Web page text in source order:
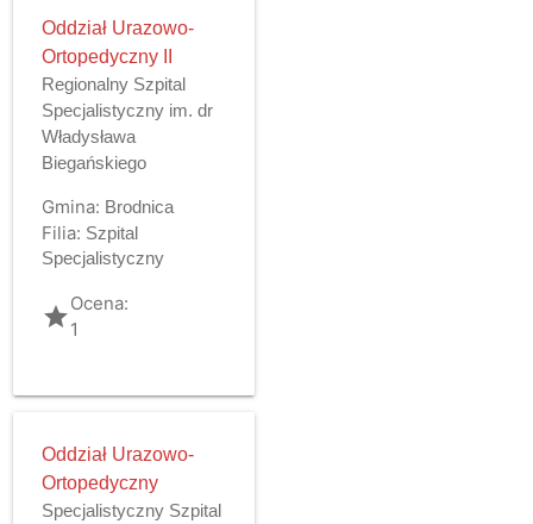
Oddział Urazowo-
Ortopedyczny II
Regionalny Szpital
Specjalistyczny im. dr
Władysława
Biegańskiego
Gmina: Brodnica
Filia: Szpital
Specjalistyczny
gradeOcena:
1
Oddział Urazowo-
Ortopedyczny
Specjalistyczny Szpital